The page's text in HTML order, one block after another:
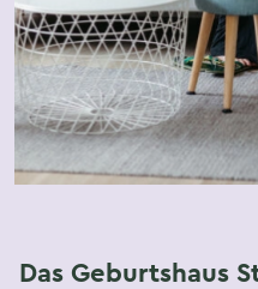
Das Geburtshaus